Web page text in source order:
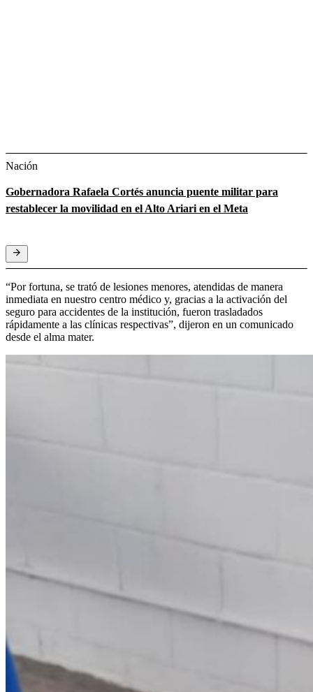
Nación
Gobernadora Rafaela Cortés anuncia puente militar para
restablecer la movilidad en el Alto Ariari en el Meta
“Por fortuna, se trató de lesiones menores, atendidas de manera
inmediata en nuestro centro médico y, gracias a la activación del
seguro para accidentes de la institución, fueron trasladados
rápidamente a las clínicas respectivas”, dijeron en un comunicado
desde el alma mater.